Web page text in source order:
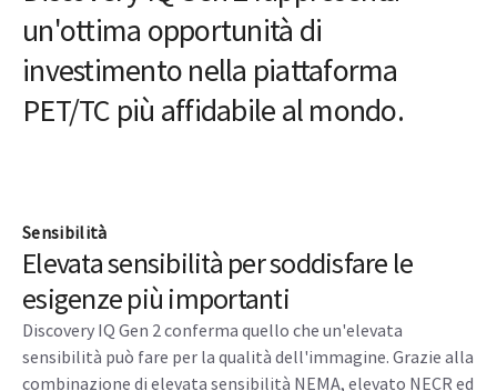
Immagini per gentile concessione del Tata Memorial
un'ottima opportunità di
investimento nella piattaforma
PET/TC più affidabile al mondo.